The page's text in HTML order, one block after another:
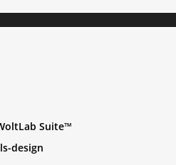
Suite™
design